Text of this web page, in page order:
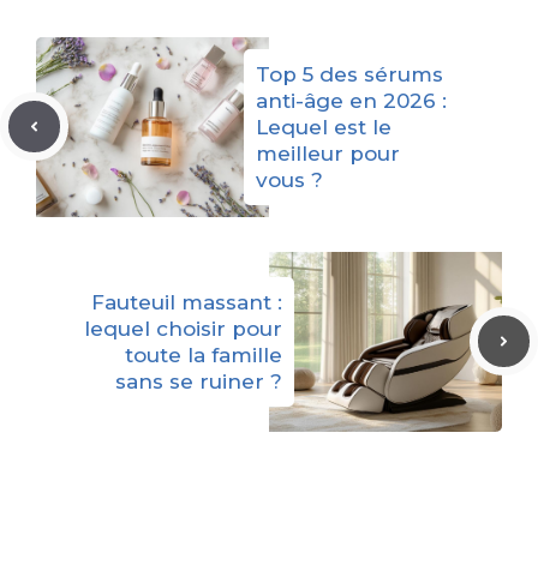
Top 5 des sérums
anti-âge en 2026 :
Lequel est le
meilleur pour
vous ?
Fauteuil massant :
lequel choisir pour
toute la famille
sans se ruiner ?